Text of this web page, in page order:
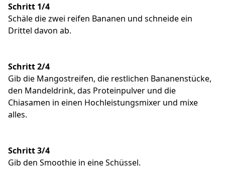
Schritt 1/4
Schäle die zwei reifen Bananen und schneide ein
Drittel davon ab.
Schritt 2/4
Gib die Mangostreifen, die restlichen Bananenstücke,
den Mandeldrink, das Proteinpulver und die
Chiasamen in einen Hochleistungsmixer und mixe
alles.
Schritt 3/4
Gib den Smoothie in eine Schüssel.